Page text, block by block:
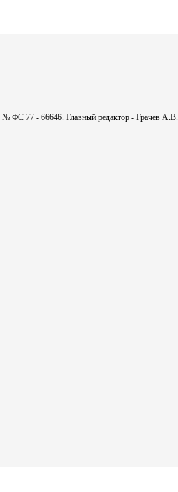
№ ФС 77 - 66646. Главный редактор - Грачев